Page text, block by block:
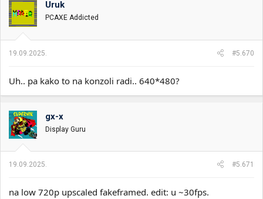
Uruk
PCAXE Addicted
19.09.2025. #5.670
Uh.. pa kako to na konzoli radi.. 640*480?
gx-x
Display Guru
19.09.2025. #5.671
na low 720p upscaled fakeframed. edit: u ~30fps.